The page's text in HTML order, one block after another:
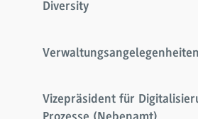
Diversity
Verwaltungsangelegenheiten
Vizepräsident für